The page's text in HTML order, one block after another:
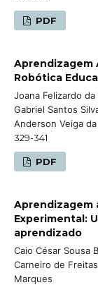
PDF
Aprendizagem
Robótica
Joana Felizardo
Gabriel Santos
Anderson Veiga da
329-341
PDF
Aprendizagem
Experimental:
aprendizado
Caio César Sousa
Carneiro de
Marques